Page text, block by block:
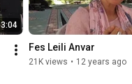
3:04
Fes Leili Anvar
21K views • 12 years ago